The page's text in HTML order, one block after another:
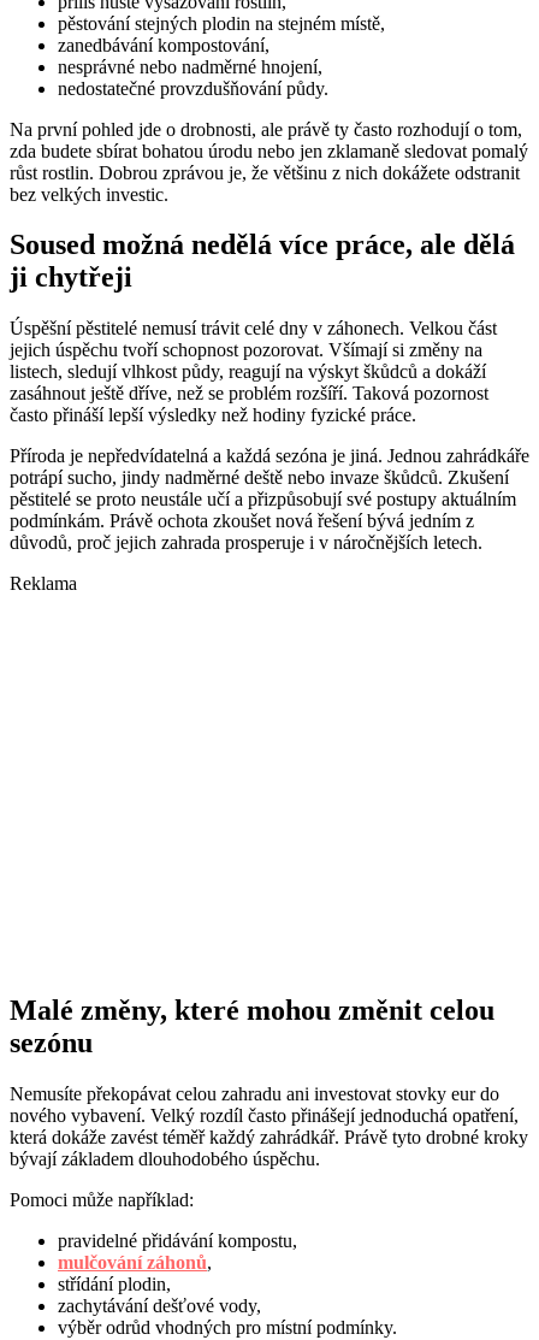
pěstování stejných plodin na stejném místě,
zanedbávání kompostování,
nesprávné nebo nadměrné hnojení,
nedostatečné provzdušňování půdy.
Na první pohled jde o drobnosti, ale právě ty často rozhodují o tom,
zda budete sbírat bohatou úrodu nebo jen zklamaně sledovat pomalý
růst rostlin. Dobrou zprávou je, že většinu z nich dokážete odstranit
bez velkých investic.
Soused možná nedělá více práce, ale dělá
ji chytřeji
Úspěšní pěstitelé nemusí trávit celé dny v záhonech. Velkou část
jejich úspěchu tvoří schopnost pozorovat. Všímají si změny na
listech, sledují vlhkost půdy, reagují na výskyt škůdců a dokáží
zasáhnout ještě dříve, než se problém rozšíří. Taková pozornost
často přináší lepší výsledky než hodiny fyzické práce.
Příroda je nepředvídatelná a každá sezóna je jiná. Jednou zahrádkáře
potrápí sucho, jindy nadměrné deště nebo invaze škůdců. Zkušení
pěstitelé se proto neustále učí a přizpůsobují své postupy aktuálním
podmínkám. Právě ochota zkoušet nová řešení bývá jedním z
důvodů, proč jejich zahrada prosperuje i v náročnějších letech.
Reklama
Malé změny, které mohou změnit celou
sezónu
Nemusíte překopávat celou zahradu ani investovat stovky eur do
nového vybavení. Velký rozdíl často přinášejí jednoduchá opatření,
která dokáže zavést téměř každý zahrádkář. Právě tyto drobné kroky
bývají základem dlouhodobého úspěchu.
Pomoci může například:
pravidelné přidávání kompostu,
mulčování záhonů,
střídání plodin,
zachytávání dešťové vody,
výběr odrůd vhodných pro místní podmínky.